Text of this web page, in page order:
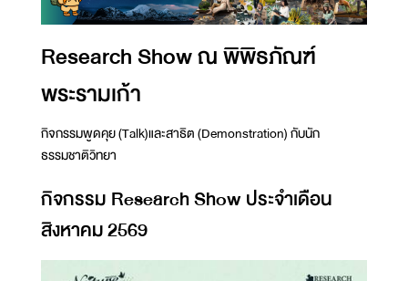
Research Show ณ พิพิธภัณฑ์
พระรามเก้า
กิจกรรมพูดคุย (Talk)และสาธิต (Demonstration) กับนัก
ธรรมชาติวิทยา
กิจกรรม Research Show ประจำเดือน
สิงหาคม 2569